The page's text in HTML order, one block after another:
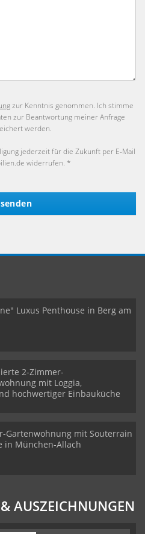
zur Kenntnis genommen. Ich stimme
zur Beantwortung meiner Anfrage
werden.
jederzeit für die Zukunft per E-Mail
widerrufen. *
Luxus Penthouse in Berg am
2-Zimmer-
mit Loggia,
hochwertiger Einbauküche
Gartenwohnung mit Souterrain
in München-Allach
AUSZEICHNUNGEN